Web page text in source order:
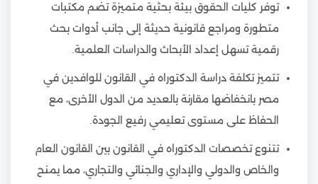
توفر كليات الحقوق بيئة بحثية متميزة تضم مكتبات
متطورة ومراجع قانونية حديثة إلى جانب أدوات بحث
رقمية تسهل إعداد الأبحاث والدراسات العلمية.
تتميز تكلفة دراسة الدكتوراه في القانون للوافدين في
مصر بانخفاضها مقارنة بالعديد من الدول الأخرى، مع
الحفاظ على مستوى تعليمي رفيع الجودة.
تتنوع تخصصات الدكتوراه في القانون بين القانون العام
والخاص والدولي والإداري والجنائي والتجاري، مما يمنح